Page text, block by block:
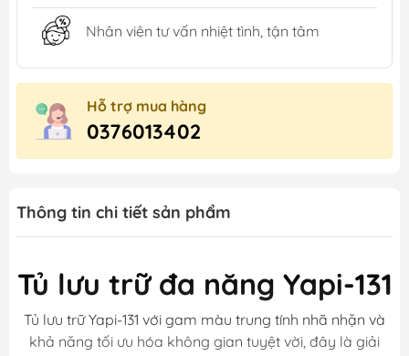
Nhân viên tư vấn nhiệt tình, tận tâm
Hỗ trợ mua hàng
0376013402
Thông tin chi tiết sản phẩm
Tủ lưu trữ đa năng Yapi-131
Tủ lưu trữ Yapi-131 với gam màu trung tính nhã nhặn và
khả năng tối ưu hóa không gian tuyệt vời, đây là giải